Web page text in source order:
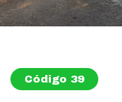
Código 39